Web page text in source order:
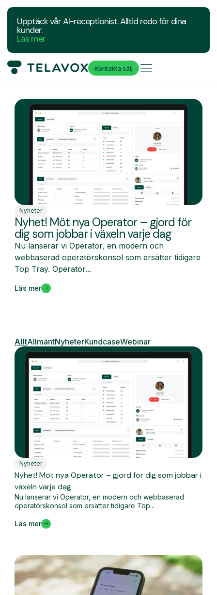
Upptäck vår AI-receptionist. Alltid redo för dina
kunder.
Läs mer
Kontakta sälj
Nyheter
Nyhet! Möt nya Operator – gjord för
dig som jobbar i växeln varje dag
Nu lanserar vi Operator, en modern och
webbaserad operatörskonsol som ersätter tidigare
Top Tray. Operator...
Läs mer
AlltAllmäntNyheterKundcaseWebinar
Nyheter
Nyhet! Möt nya Operator – gjord för dig som jobbar i
växeln varje dag
Nu lanserar vi Operator, en modern och webbaserad
operatörskonsol som ersätter tidigare Top...
Läs mer